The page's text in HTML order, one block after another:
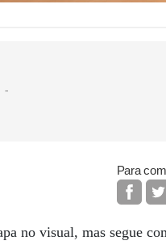
Para
no visual, mas segue